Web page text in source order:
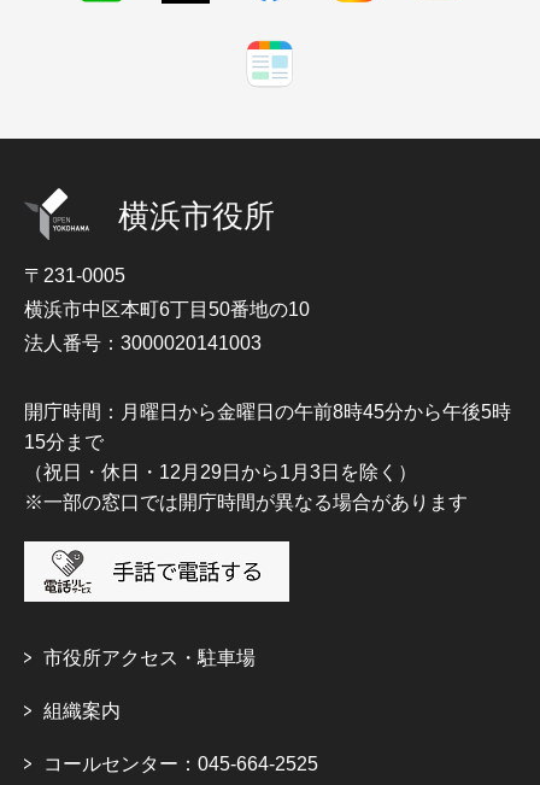
横浜市役所
〒231-0005
横浜市中区本町6丁目50番地の10
法人番号：3000020141003
開庁時間：月曜日から金曜日の午前8時45分から午後5時
15分まで
（祝日・休日・12月29日から1月3日を除く）
※一部の窓口では開庁時間が異なる場合があります
市役所アクセス・駐車場
組織案内
コールセンター：045-664-2525